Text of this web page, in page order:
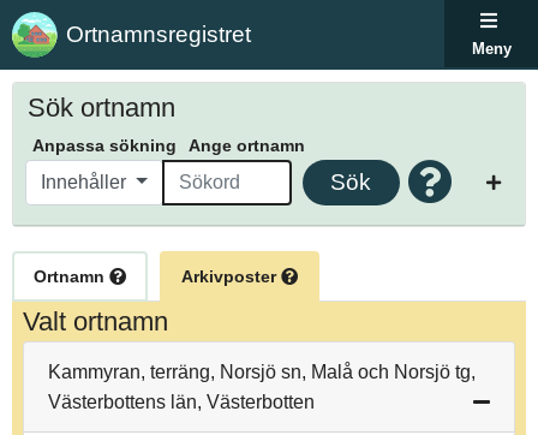
Ortnamnsregistret
Meny
Sök ortnamn
Anpassa sökning Ange ortnamn
Innehåller Sök
Ortnamn Arkivposter
Valt ortnamn
Kammyran, terräng, Norsjö sn, Malå och Norsjö tg,
Västerbottens län, Västerbotten